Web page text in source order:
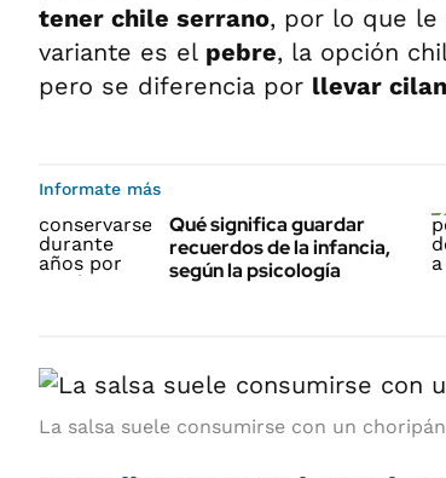
tener chile serrano, por lo que le
variante es el pebre, la opción
pero se diferencia por llevar
Informate más
Qué significa guardar
recuerdos de la infancia,
según la psicología
La salsa suele consumirse con un choripán